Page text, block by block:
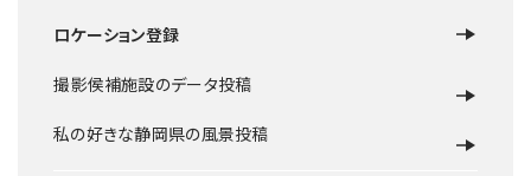
ロケーション登録
撮影侯補施設のデータ投稿
私の好きな静岡県の風景投稿